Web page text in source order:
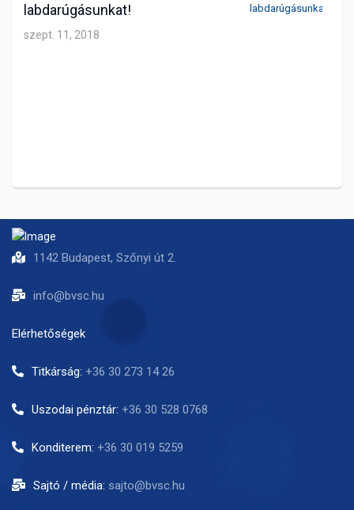
labdarúgásunkat!
szept. 11, 2018
1142 Budapest, Szőnyi út 2.
info@bvsc.hu
Elérhetőségek
Titkárság: +36 30 273 14 26
Uszodai pénztár: +36 30 528 0768
Konditerem: +36 30 019 5259
Sajtó / média: sajto@bvsc.hu